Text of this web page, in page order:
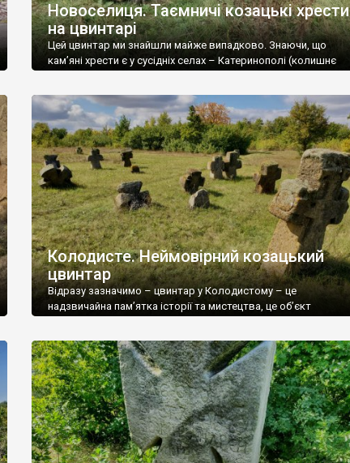
Новоселиця. Таємничі козацькі хрести
на цвинтарі
Цей цвинтар ми знайшли майже випадково. Знаючи, що
кам’яні хрести є у сусідніх селах – Катеринополі (колишнє
Новоселиці, яка “приросла” до Катеринополя й має пряму
дорогу на Колодисте, а там велике родовище пісковиків,
теж може мати давньоукраїнські козацькі хрести. Вже у […]
Колодисте. Неймовірний козацький
цвинтар
Відразу зазначимо – цвинтар у Колодистому – це
надзвичайна пам’ятка історії та мистецтва, це об’єкт
Колодистому перехоплює дух. Так, це не замок і не палац, не
церква і не житловий будинок, але візуальна атрактивність
цього старовинного цвинтаря не поступається
найвизначнішим […]